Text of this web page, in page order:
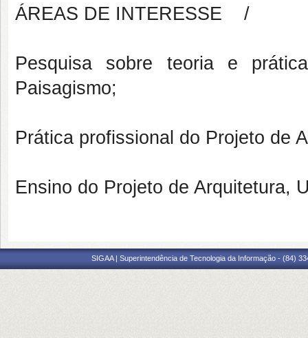
ÁREAS DE INTERESSE /
Pesquisa sobre teoria e
Paisagismo;
Prática profissional do Projeto de
Ensino do Projeto de Arquitetura,
SIGAA | Superintendência de Tecnologia da Informação - (84)